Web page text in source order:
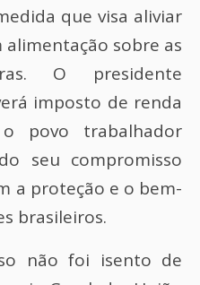
que visa aliviar
alimentação sobre as
O presidente
imposto de renda
povo trabalhador
seu compromisso
a proteção e o bem-
brasileiros.
não foi isento de